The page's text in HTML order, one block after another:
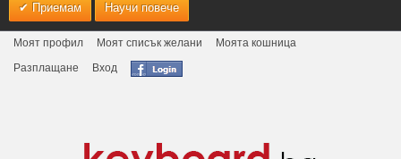
Приемам Научи повече
Моят профил Моят списък желани
Моята кошница
Разплащане
Вход